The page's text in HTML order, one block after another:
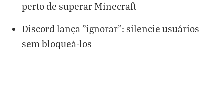
perto de superar Minecraft
Discord lança "ignorar": silencie usuários
sem bloqueá-los